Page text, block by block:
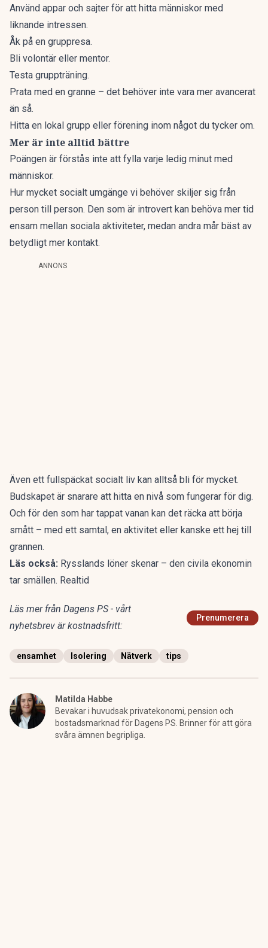
Använd appar och sajter för att hitta människor med
liknande intressen.
Åk på en gruppresa.
Bli volontär eller mentor.
Testa gruppträning.
Prata med en granne – det behöver inte vara mer avancerat
än så.
Hitta en lokal grupp eller förening inom något du tycker om.
Mer är inte alltid bättre
Poängen är förstås inte att fylla varje ledig minut med
människor.
Hur mycket socialt umgänge vi behöver skiljer sig från
person till person. Den som är introvert kan behöva mer tid
ensam mellan sociala aktiviteter, medan andra mår bäst av
betydligt mer kontakt.
ANNONS
Även ett fullspäckat socialt liv kan alltså bli för mycket.
Budskapet är snarare att hitta en nivå som fungerar för dig.
Och för den som har tappat vanan kan det räcka att börja
smått – med ett samtal, en aktivitet eller kanske ett hej till
grannen.
Läs också: Rysslands löner skenar – den civila ekonomin
tar smällen. Realtid
Läs mer från Dagens PS - vårt
nyhetsbrev är kostnadsfritt:
Prenumerera
ensamhet Isolering Nätverk tips
Matilda Habbe
Bevakar i huvudsak privatekonomi, pension och
bostadsmarknad för Dagens PS. Brinner för att göra
svåra ämnen begripliga.